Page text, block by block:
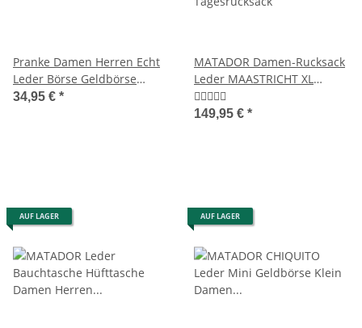
Pranke Damen Herren Echt
Leder Börse Geldbörse
Portemonnaie Geldbeutel
34,95 € *
MATADOR Damen-Rucksack
Leder MAASTRICHT XL
Tagesrucksack
149,95 € *
AUF LAGER AUF LAGER